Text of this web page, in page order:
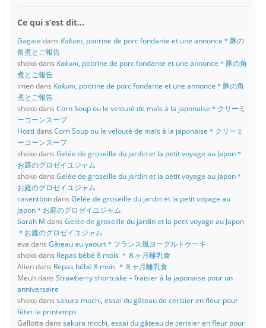
Ce qui s’est dit…
Gagaie dans Kakuni, poitrine de porc fondante et une annonce＊豚の
角煮とご報告
shokodans Kakuni, poitrine de porc fondante et une annonce＊豚の角
煮とご報告
imendans Kakuni, poitrine de porc fondante et une annonce＊豚の角
煮とご報告
shokodans Corn Soup ou le velouté de maïs à la japonaise＊クリーミ
ーコーンスープ
Hosti dans Corn Soup ou le velouté de maïs à la japonaise＊クリーミ
ーコーンスープ
shokodans Gelée de groseille du jardin et la petit voyage au Japon＊
お庭のグロゼイユジャム
shokodans Gelée de groseille du jardin et la petit voyage au Japon＊
お庭のグロゼイユジャム
casentbondans Gelée de groseille du jardin et la petit voyage au
Japon＊お庭のグロゼイユジャム
Sarah M dans Gelée de groseille du jardin et la petit voyage au Japon
＊お庭のグロゼイユジャム
eva dans Gâteau au yaourt＊フランス風ヨーグルトケーキ
shokodans Repas bébé 8 mois ＊８ヶ月離乳食
Aliendans Repas bébé 8 mois ＊８ヶ月離乳食
Meuhdans Strawberry shortcake – fraisier à la japonaise pour un
anniversaire
shokodans sakura mochi, essai du gâteau de cerisier en fleur pour
fêter le printemps
Gallotta dans sakura mochi, essai du gâteau de cerisier en fleur pour